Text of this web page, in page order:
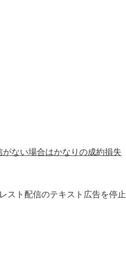
ない場合はかなりの成約損失
スト配信のテキスト広告を停止